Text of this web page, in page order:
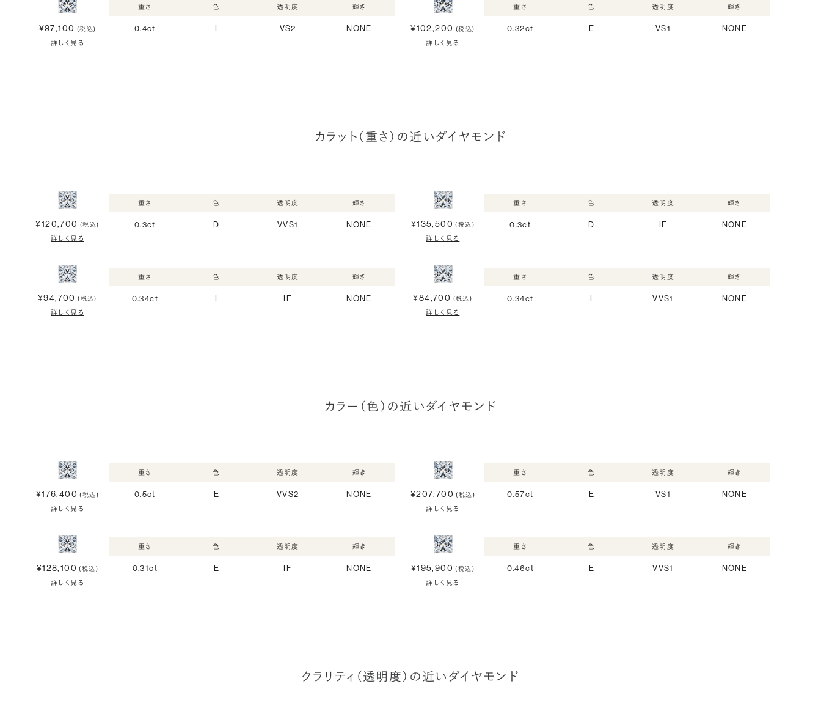
¥97,100 (税込)
詳しく見る
重さ
0.4ct
色
I
透明度
VS2
輝き
NONE ¥102,200 (税込)
詳しく見る
重さ
0.32ct
色
E
透明度
VS1
輝き
NONE
カラット（重さ）の近いダイヤモンド
¥120,700 (税込)
詳しく見る
重さ
0.3ct
色
D
透明度
VVS1
輝き
NONE ¥135,500 (税込)
詳しく見る
重さ
0.3ct
色
D
透明度
IF
輝き
NONE
¥94,700 (税込)
詳しく見る
重さ
0.34ct
色
I
透明度
IF
輝き
NONE ¥84,700 (税込)
詳しく見る
重さ
0.34ct
色
I
透明度
VVS1
輝き
NONE
カラー（色）の近いダイヤモンド
¥176,400 (税込)
詳しく見る
重さ
0.5ct
色
E
透明度
VVS2
輝き
NONE ¥207,700 (税込)
詳しく見る
重さ
0.57ct
色
E
透明度
VS1
輝き
NONE
¥128,100 (税込)
詳しく見る
重さ
0.31ct
色
E
透明度
IF
輝き
NONE ¥195,900 (税込)
詳しく見る
重さ
0.46ct
色
E
透明度
VVS1
輝き
NONE
クラリティ（透明度）の近いダイヤモンド